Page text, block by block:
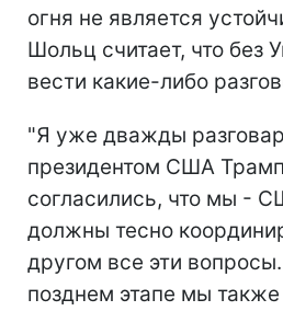
огня не является
Шольц считает, что без
вести какие-либо
"Я уже дважды
президентом США
согласились, что мы -
должны тесно
другом все эти
позднем этапе мы